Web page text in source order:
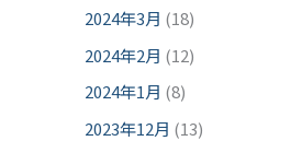
2024年3月 (18)
2024年2月 (12)
2024年1月 (8)
2023年12月 (13)